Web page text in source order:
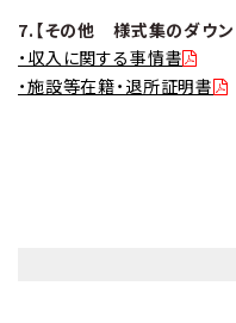
7.【その他 様式集のダウン
・収入に関する事情書
・施設等在籍・退所証明書